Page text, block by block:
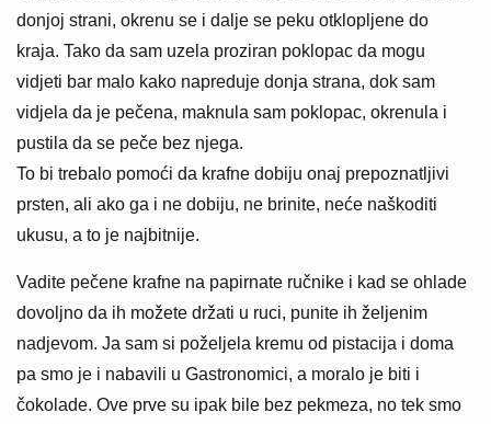
donjoj strani, okrenu se i dalje se peku otklopljene do
kraja. Tako da sam uzela proziran poklopac da mogu
vidjeti bar malo kako napreduje donja strana, dok sam
vidjela da je pečena, maknula sam poklopac, okrenula i
pustila da se peče bez njega.
To bi trebalo pomoći da krafne dobiju onaj prepoznatljivi
prsten, ali ako ga i ne dobiju, ne brinite, neće naškoditi
ukusu, a to je najbitnije.
Vadite pečene krafne na papirnate ručnike i kad se ohlade
dovoljno da ih možete držati u ruci, punite ih željenim
nadjevom. Ja sam si poželjela kremu od pistacija i doma
pa smo je i nabavili u Gastronomici, a moralo je biti i
čokolade. Ove prve su ipak bile bez pekmeza, no tek smo